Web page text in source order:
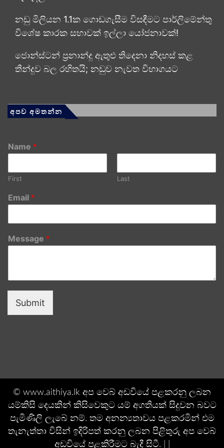
නඩු මිලියන 1.1ක ගොඩගැසීම විසඳීමට පාර්ලිමේන්තු
විශේෂ කාරක සභාවක් ඉල්ලා යෝජනාවක්!
ජොන්ස්ටන් ප්‍රනාන්දු ඇතුළු තිදෙනා නිදහස් කළ
තීන්දුව බල රහිතයි; නඩුව නැවත විභාගයට
අපව අමතන්න
Name *
First Last
Email *
Message *
Submit
© www.aithiya.lk අප වෙබ් අඩවියේ පළකරනු ලබන
යම්කිසි දෙයකින් කිසිවෙකුට යම් අගතියක් සිදුවන බවට
පැමිණිලි ලැබේ නම්. තම අනන්‍යතාවය පළකරමින් එම
තැනැත්තා විසින් ඉදිරිපත් කරනු ලබන පිළිතුරු අප වෙබ්
අඩවියේ පළකිරීමට බැදී සිටී. | |